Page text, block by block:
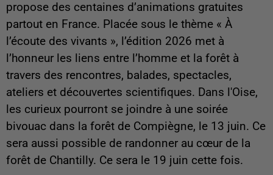
propose des centaines d’animations gratuites
partout en France. Placée sous le thème « À
l’écoute des vivants », l’édition 2026 met à
l’honneur les liens entre l’homme et la forêt à
travers des rencontres, balades, spectacles,
ateliers et découvertes scientifiques. Dans l'Oise,
les curieux pourront se joindre à une soirée
bivouac dans la forêt de Compiègne, le 13 juin. Ce
sera aussi possible de randonner au cœur de la
forêt de Chantilly. Ce sera le 19 juin cette fois.